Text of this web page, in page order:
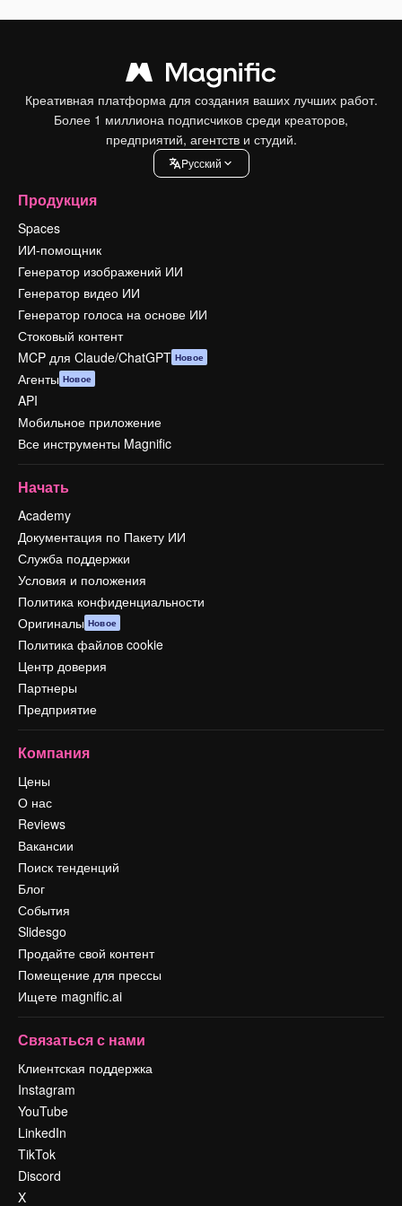
Креативная платформа для создания ваших лучших работ.
Более 1 миллиона подписчиков среди креаторов,
предприятий, агентств и студий.
Pусский
Продукция
Spaces
ИИ-помощник
Генератор изображений ИИ
Генератор видео ИИ
Генератор голоса на основе ИИ
Стоковый контент
MCP для Claude/ChatGPT Новое
Агенты Новое
API
Мобильное приложение
Все инструменты Magnific
Начать
Academy
Документация по Пакету ИИ
Служба поддержки
Условия и положения
Политика конфиденциальности
Оригиналы Новое
Политика файлов cookie
Центр доверия
Партнеры
Предприятие
Компания
Цены
О нас
Reviews
Вакансии
Поиск тенденций
Блог
События
Slidesgo
Продайте свой контент
Помещение для прессы
Ищете magnific.ai
Связаться с нами
Клиентская поддержка
Instagram
YouTube
LinkedIn
TikTok
Discord
X